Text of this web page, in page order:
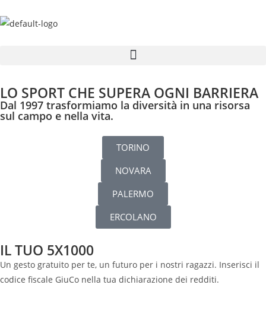
LO SPORT CHE SUPERA OGNI BARRIERA
Dal 1997 trasformiamo la diversità in una risorsa
sul campo e nella vita.
TORINO
NOVARA
PALERMO
ERCOLANO
IL TUO 5X1000
Un gesto gratuito per te, un futuro per i nostri ragazzi. Inserisci il
codice fiscale GiuCo nella tua dichiarazione dei redditi.